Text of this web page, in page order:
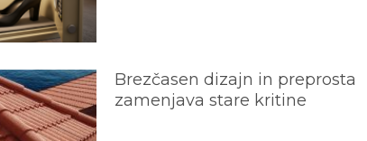
Brezčasen dizajn in preprosta
zamenjava stare kritine